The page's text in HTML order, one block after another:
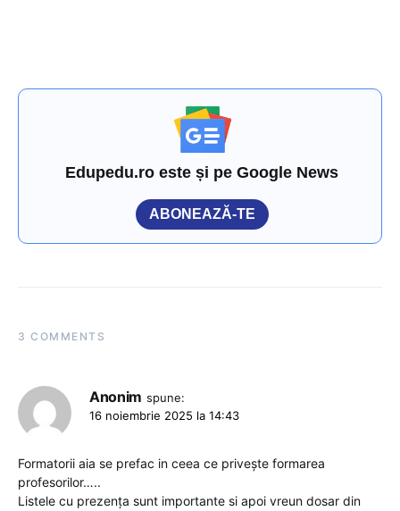
Edupedu.ro este și pe Google News
ABONEAZĂ-TE
3 COMMENTS
Anonim spune:
16 noiembrie 2025 la 14:43
Formatorii aia se prefac in ceea ce privește formarea
profesorilor…..
Listele cu prezența sunt importante si apoi vreun dosar din